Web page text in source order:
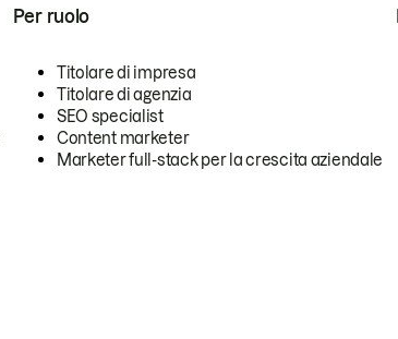
Per ruolo
Titolare di impresa
Titolare di agenzia
SEO specialist
Content marketer
Marketer full-stack per la crescita aziendale